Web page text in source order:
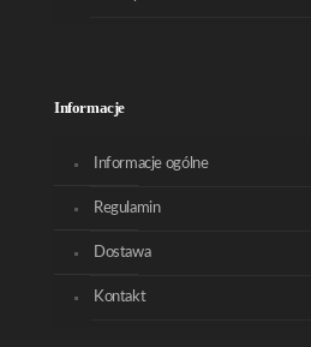
Informacje
Informacje ogólne
Regulamin
Dostawa
Kontakt